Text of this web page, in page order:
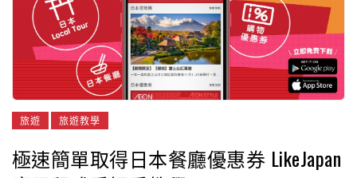
旅遊 旅遊教學
極速簡單取得日本餐廳優惠券 LikeJapan